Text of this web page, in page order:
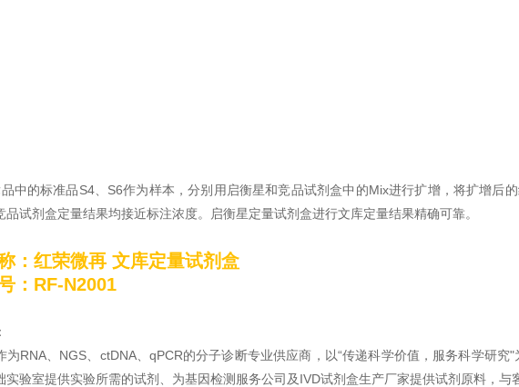
中的标准品S4、S6作为样本，分别用启衡星和竞品试剂盒中的Mix进行扩增，将扩增后
品试剂盒定量结果均接近标注浓度。启衡星定量试剂盒进行文库定量结果精确可靠。
： 红荣微再 文库定量试剂盒
：RF-N2001
为RNA、NGS、ctDNA、qPCR的分子诊断专业供应商，以“传递科学价值，服务科学研
实验室提供实验所需的试剂、为基因检测服务公司及IVD试剂盒生产厂家提供试剂原料，与